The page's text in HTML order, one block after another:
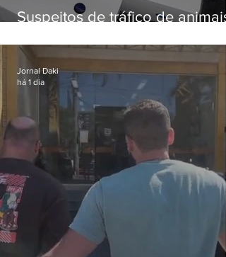
Suspeitos de tráfico de animais
aves
Jornal Daki
há 1 dia